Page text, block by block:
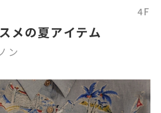
4F
メの夏アイテム
ン